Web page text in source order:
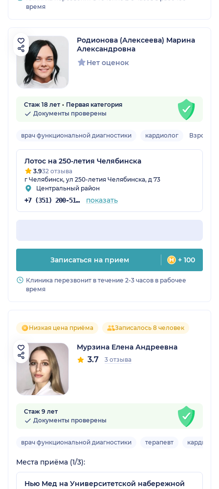
время
Родионова (Алексеева) Марина
Александровна
Нет оценок
Стаж 18 лет
Первая категория
Документы проверены
врач функциональной диагностики кардиолог
Лотос на 250-летия Челябинска
3.932 отзыва
г Челябинск, ул 250-летия Челябинска, д 73
Центральный район
+7 (351) 200-51-58 показать
Записаться на прием + 100
Клиника перезвонит в течение 2-3 часов в рабочее
время
Низкая цена приёма Записалось 8 человек
Мурзина Елена Андреевна
3.7 3 отзыва
Стаж 9 лет
Документы проверены
врач функциональной диагностики терапевт
Места приёма (1/3):
Нью Мед на Университетской набережной